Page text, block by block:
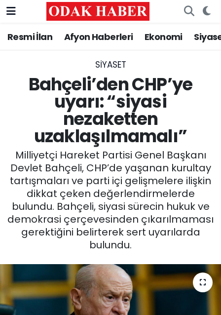
Resmi İlan Afyon Haberleri Ekonomi
SIYASET
Bahçeli’den CHP’ye
uyarı: “siyasi
nezaketten
uzaklaşılmamalı”
Milliyetçi Hareket Partisi Genel Başkanı
Devlet Bahçeli, CHP’de yaşanan kurultay
tartışmaları ve parti içi gelişmelere ilişkin
dikkat çeken değerlendirmelerde
bulundu. Bahçeli, siyasi sürecin hukuk ve
demokrasi çerçevesinden çıkarılmaması
gerektiğini belirterek sert uyarılarda
bulundu.
AFYONKARAHİSAR HABERLERİ
ASAYİŞ
SİYASET
EĞİTİM
MAGAZİN
SAĞLIK
SPOR
11:11 MANŞET
Nöbetçi Eczaneler
Trafik Durumu
Süper Lig Puan Durumu ve Fikstür
Tüm Manşetler
Son Dakika Haberleri
Haber Arşivi